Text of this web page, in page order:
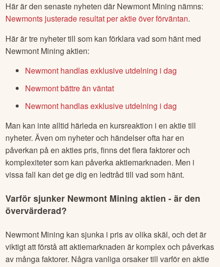
Här är den senaste nyheten där Newmont Mining nämns:
Newmonts justerade resultat per aktie över förväntan.
Här är tre nyheter till som kan förklara vad som hänt med
Newmont Mining aktien:
Newmont handlas exklusive utdelning i dag
Newmont bättre än väntat
Newmont handlas exklusive utdelning i dag
Man kan inte alltid härleda en kursreaktion i en aktie till
nyheter. Även om nyheter och händelser ofta har en
påverkan på en akties pris, finns det flera faktorer och
komplexiteter som kan påverka aktiemarknaden. Men i
vissa fall kan det ge dig en ledtråd till vad som hänt.
Varför sjunker Newmont Mining aktien - är den
övervärderad?
Newmont Mining kan sjunka i pris av olika skäl, och det är
viktigt att förstå att aktiemarknaden är komplex och påverkas
av många faktorer. Några vanliga orsaker till varför en aktie